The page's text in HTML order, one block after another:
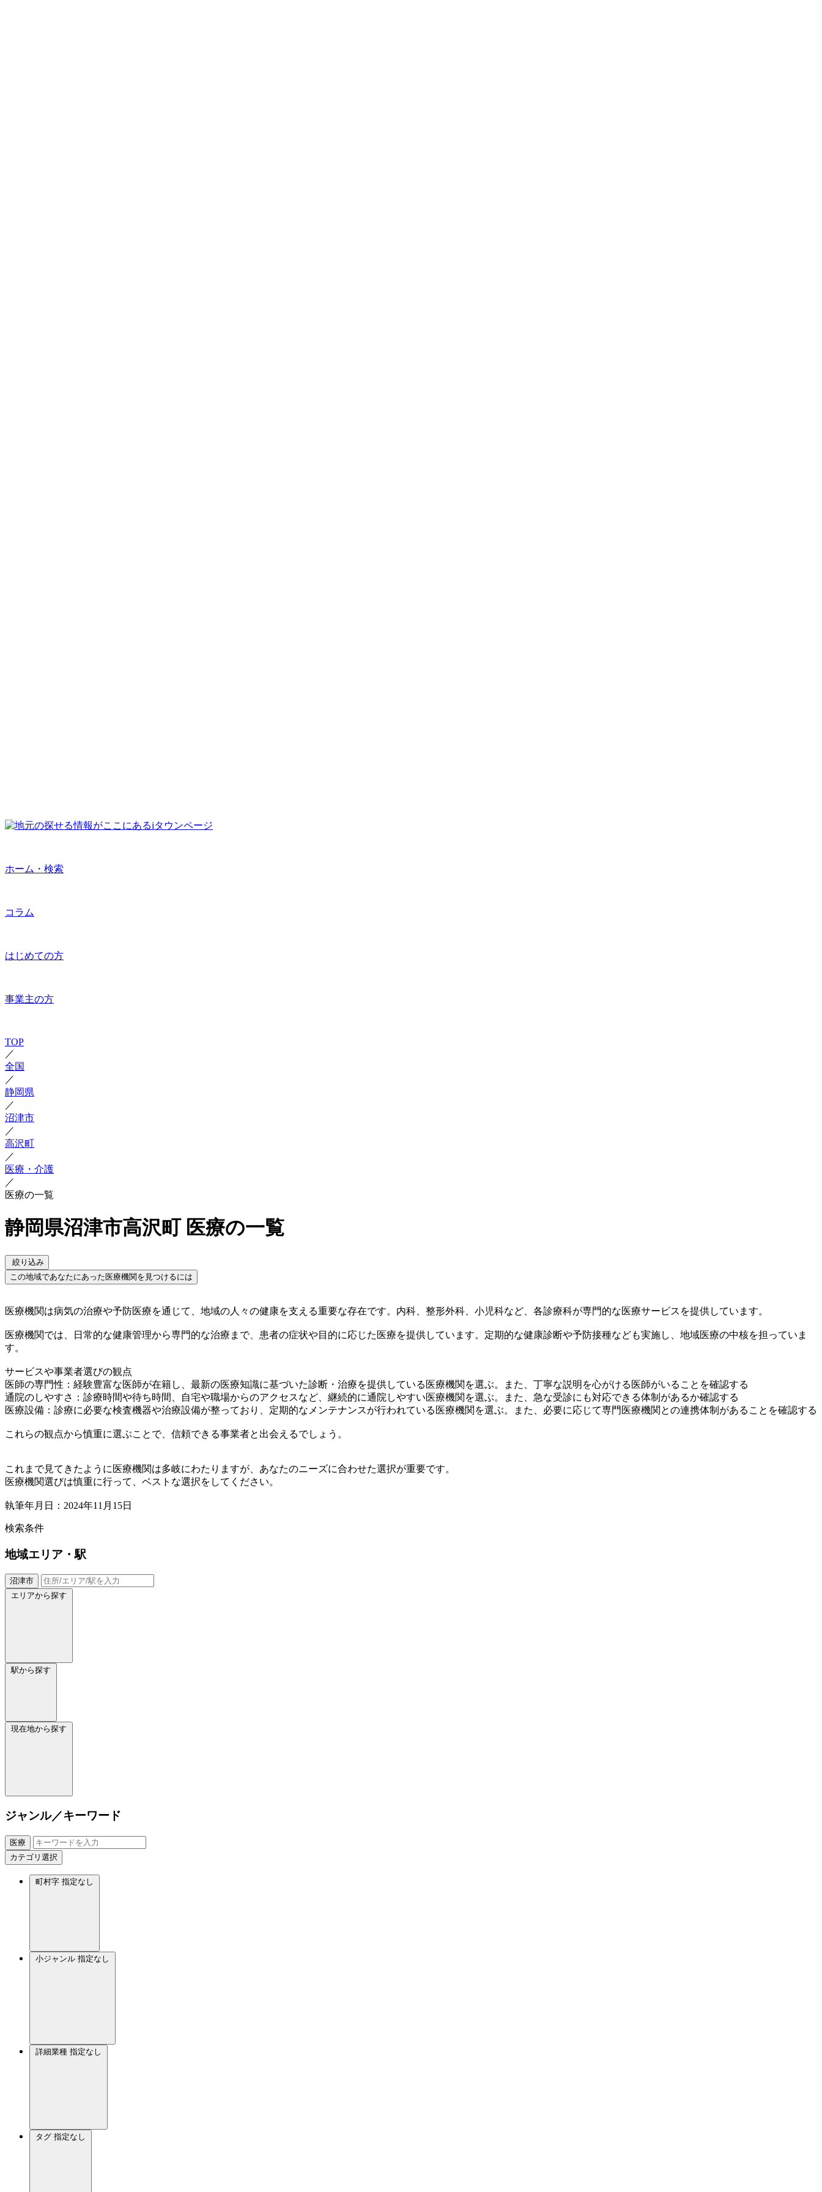
ホーム・検索
コラム
はじめての方
事業主の方
TOP
／
全国
／
静岡県
／
沼津市
／
高沢町
／
医療・介護
／
医療の一覧
静岡県沼津市高沢町 医療の一覧
絞り込み
この地域であなたにあった医療機関を見つけるには
医療機関は病気の治療や予防医療を通じて、地域の人々の健康を支える重要な存在です。内科、整形外科、小児科など、各診療科が専門的な医療サービスを提供しています。
医療機関では、日常的な健康管理から専門的な治療まで、患者の症状や目的に応じた医療を提供しています。定期的な健康診断や予防接種なども実施し、地域医療の中核を担っていま
す。
サービスや事業者選びの観点
医師の専門性：経験豊富な医師が在籍し、最新の医療知識に基づいた診断・治療を提供している医療機関を選ぶ。また、丁寧な説明を心がける医師がいることを確認する
通院のしやすさ：診療時間や待ち時間、自宅や職場からのアクセスなど、継続的に通院しやすい医療機関を選ぶ。また、急な受診にも対応できる体制があるか確認する
医療設備：診療に必要な検査機器や治療設備が整っており、定期的なメンテナンスが行われている医療機関を選ぶ。また、必要に応じて専門医療機関との連携体制があることを確認する
これらの観点から慎重に選ぶことで、信頼できる事業者と出会えるでしょう。
これまで見てきたように医療機関は多岐にわたりますが、あなたのニーズに合わせた選択が重要です。
医療機関選びは慎重に行って、ベストな選択をしてください。
執筆年月日：2024年11月15日
検索条件
地域エリア・駅
沼津市
エリアから探す
駅から探す
現在地から探す
ジャンル／キーワード
医療
カテゴリ選択
町村字 指定なし
小ジャンル 指定なし
詳細業種 指定なし
タグ 指定なし